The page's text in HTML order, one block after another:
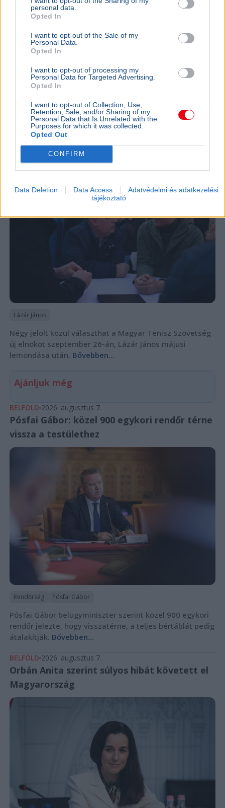
personal data.
Opted In
I want to opt-out of the Sale of my
Personal Data.
Opted In
I want to opt-out of processing my
Personal Data for Targeted Advertising.
Opted In
I want to opt-out of Collection, Use,
Retention, Sale, and/or Sharing of my
Personal Data that Is Unrelated with the
Purposes for which it was collected.
Opted Out
CONFIRM
Data Deletion Data Access
Adatvédelmi és adatkezelési
tájékoztató
Összeomlás szélén a víziközmű-rendszer:
A teljes éves bevételt a csövek
A magyar víziközmű-hálózat közel 80 százaléka
kritikus állapotban van, a csőtörések száma
rezsicsökk...
BELFÖLD 2026. augusztus 7.
Hornok Miklós is esélyes Lázár János
utódjának
Lázár János
Négy jelölt közül választhat a Magyar Tenisz Szövetség
új elnököt szeptember 26-án, Lázár János májusi
lemondása után. Bővebben...
Ajánljuk még
BELFÖLD 2026. augusztus 7.
Pósfai Gábor: közel 900 egykori rendőr térne
vissza a testülethez
Rendőrség Pósfai Gábor
Pósfai Gábor belügyminiszter szerint közel 900 egykori
rendőr jelezte, hogy visszatérne, a teljes bértáblát pedig
átalakítják. Bővebben...
BELFÖLD 2026. augusztus 7.
Orbán Anita szerint súlyos hibát követett el
Magyarország